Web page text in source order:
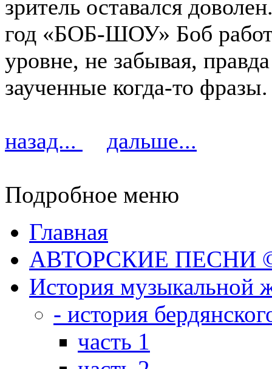
зритель оставался
год «БОБ-ШОУ» Боб
уровне, не забывая,
заученные когда-то фразы.
назад... дальше...
Подробное меню
Главная
АВТОРСКИЕ ПЕСНИ ©
История музыкальной
- история
часть 1